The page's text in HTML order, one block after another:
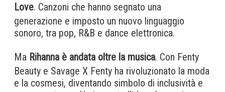
Love. Canzoni che hanno segnato una
generazione e imposto un nuovo linguaggio
sonoro, tra pop, R&B e dance elettronica.
Ma Rihanna è andata oltre la musica. Con Fenty
Beauty e Savage X Fenty ha rivoluzionato la moda
e la cosmesi, diventando simbolo di inclusività e